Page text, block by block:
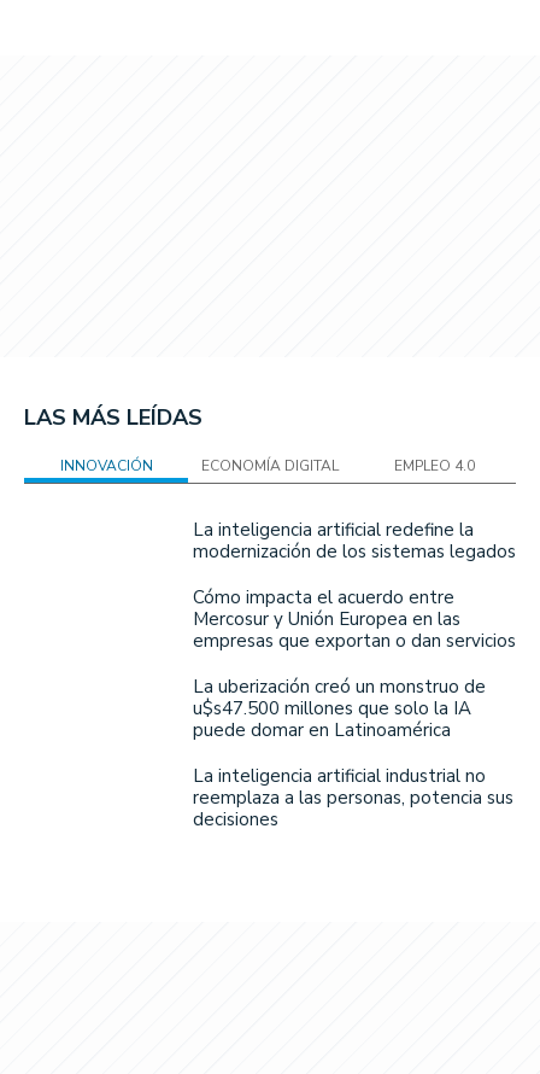
LAS MÁS LEÍDAS
INNOVACIÓN ECONOMÍA DIGITAL EMPLEO 4.0
La inteligencia artificial redefine la
modernización de los sistemas legados
Cómo impacta el acuerdo entre
Mercosur y Unión Europea en las
empresas que exportan o dan servicios
La uberización creó un monstruo de
u$s47.500 millones que solo la IA
puede domar en Latinoamérica
La inteligencia artificial industrial no
reemplaza a las personas, potencia sus
decisiones